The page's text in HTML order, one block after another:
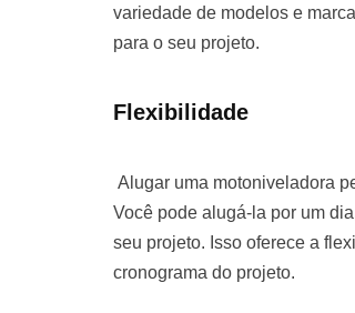
variedade de modelos e
para o seu projeto.
Flexibilidade
Alugar uma motoniveladora
Você pode alugá-la por um
seu projeto. Isso oferece a
cronograma do projeto.